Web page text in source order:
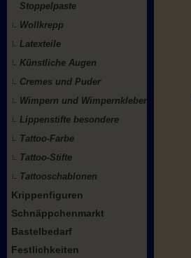
Stoppelpaste
Wollkrepp
Latexteile
Künstliche Augen
Cremes und Puder
Wimpern und Wimpernkleber
Lippenstifte besondere
Tattoo-Farbe
Tattoo-Stifte
Tattooschablonen
Krippenfiguren
Schnäppchenmarkt
Bastelbedarf
Festlichkeiten